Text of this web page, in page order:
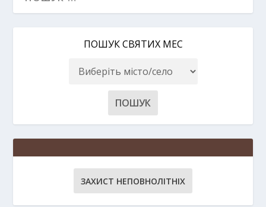
ПОШУК СВЯТИХ МЕС
ЗАХИСТ НЕПОВНОЛІТНІХ